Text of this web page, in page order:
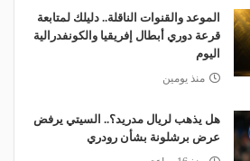
الموعد والقنوات الناقلة.. دليلك لمتابعة
قرعة دوري أبطال إفريقيا والكونفدرالية
اليوم
منذ يومين
هل يذهب لريال مدريد؟.. السيتي يرفض
عرض برشلونة بشأن رودري